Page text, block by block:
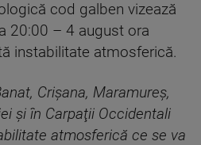
cod galben vizează
20:00 – 4 august ora
instabilitate atmosferică.
Crişana, Maramureş,
şi în Carpaţii Occidentali
atmosferică ce se va